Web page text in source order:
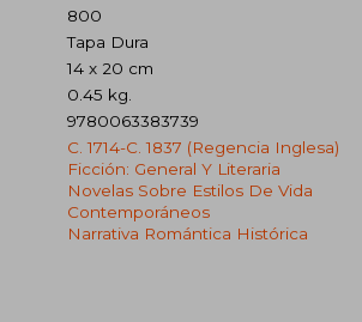
800
Tapa Dura
14 x 20 cm
0.45 kg.
9780063383739
C. 1714-C. 1837 (regencia Inglesa)
Ficción: General Y Literaria
Novelas Sobre Estilos De Vida
Contemporáneos
Narrativa Romántica Histórica